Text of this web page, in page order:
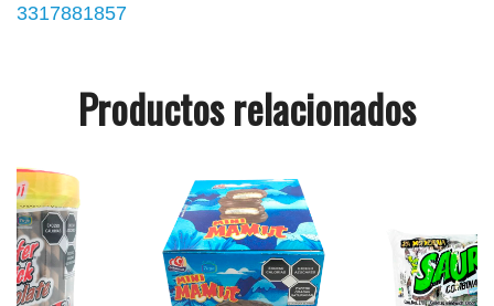
3317881857
Productos relacionados